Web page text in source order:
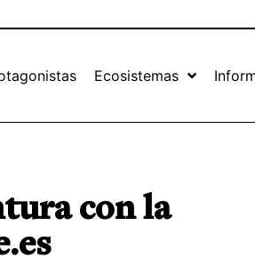
Ecosistemas
con la